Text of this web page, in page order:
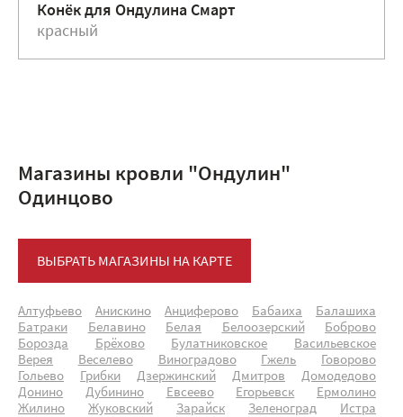
Конёк для Ондулина Смарт
красный
Магазины кровли "Ондулин"
Одинцово
ВЫБРАТЬ МАГАЗИНЫ НА КАРТЕ
Алтуфьево Анискино Анциферово Бабаиха
Балашиха
Батраки
Белавино Белая Белоозерский
Боброво
Борозда
Брёхово Булатниковское
Васильевское
Верея
Веселево Виноградово Гжель
Говорово
Гольево
Грибки Дзержинский Дмитров
Домодедово
Донино
Дубинино Евсеево Егорьевск
Ермолино
Жилино
Жуковский Зарайск Зеленоград
Истра